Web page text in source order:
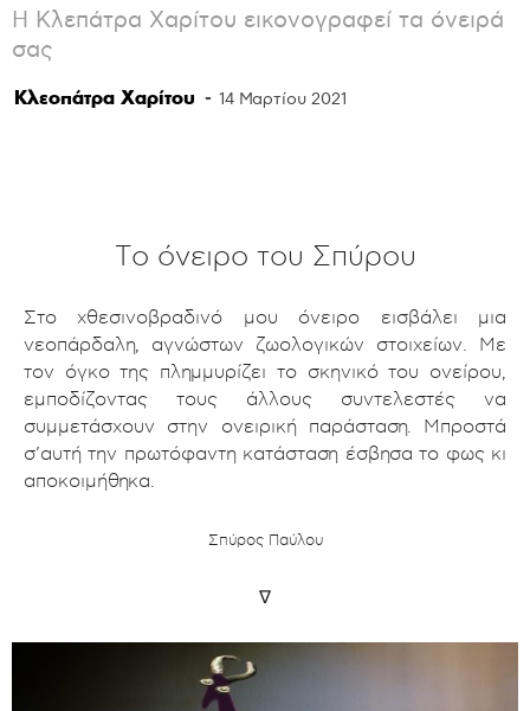
Η Κλεπάτρα Χαρίτου εικονογραφεί τα όνειρά
σας
Κλεοπάτρα Χαρίτου - 14 Μαρτίου 2021
Το όνειρο του Σπύρου
Στο χθεσινοβραδινό μου όνειρο εισβάλει μια
νεοπάρδαλη, αγνώστων ζωολογικών στοιχείων. Με
τον όγκο της πλημμυρίζει το σκηνικό του ονείρου,
εμποδίζοντας τους άλλους συντελεστές να
συμμετάσχουν στην ονειρική παράσταση. Μπροστά
σ’αυτή την πρωτόφαντη κατάσταση έσβησα το φως κι
αποκοιμήθηκα.
Σπύρος Παύλου
∇